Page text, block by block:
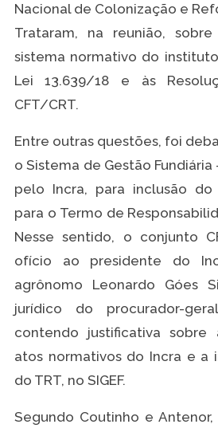
Nacional de Colonização e
Trataram, na reunião,
sistema normativo do
Lei 13.639/18 e às
CFT/CRT.
Entre outras questões, foi
o Sistema de Gestão Fundiária
pelo Incra, para inclusão
para o Termo de
Nesse sentido, o conjunto
ofício ao presidente do
agrônomo Leonardo Góes
jurídico do procurador-
contendo justificativa sobre
atos normativos do Incra e a
do TRT, no SIGEF.
Segundo Coutinho e Antenor,